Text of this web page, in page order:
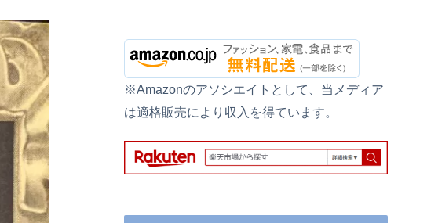
※Amazonのアソシエイトとして、当メディア
は適格販売により収入を得ています。